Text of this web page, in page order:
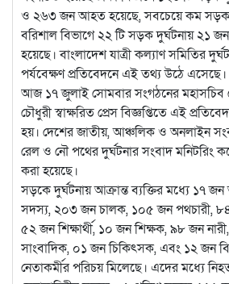
ও ২৬৩ জন আহত হয়েছে, সবচেয়ে কম সড়ক
বরিশাল বিভাগে ২২ টি সড়ক দুর্ঘটনায়
হয়েছে। বাংলাদেশ যাত্রী কল্যাণ সমিতির
পর্যবেক্ষণ প্রতিবেদনে এই তথ্য উঠে এসেছে।
আজ ১৭ জুলাই সোমবার সংগঠনের মহাসচিব
চৌধুরী স্বাক্ষরিত প্রেস বিজ্ঞপ্তিতে এই
হয়। দেশের জাতীয়, আঞ্চলিক ও অনলাইন
রেল ও নৌ পথের দুর্ঘটনার সংবাদ মনিটরিং
করা হয়েছে।
সড়কে দুর্ঘটনায় আক্রান্ত ব্যক্তির মধ্যে ১৭
সদস্য, ২০৩ জন চালক, ১০৫ জন পথচারী,
৫২ জন শিক্ষার্থী, ১০ জন শিক্ষক, ৯৮ জন
সাংবাদিক, ০১ জন চিকিৎসক, এবং ১২ জন
নেতাকর্মীর পরিচয় মিলেছে। এদের মধ্যে